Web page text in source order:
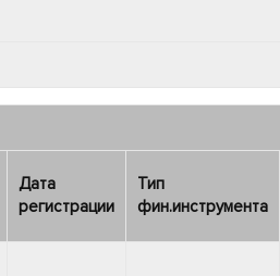
Дата
регистрации
Тип
фин.инструмента